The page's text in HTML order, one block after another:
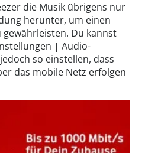
die Musik übrigens nur
herunter, um einen
Du kannst
| Audio-
so einstellen, dass
das mobile Netz erfolgen